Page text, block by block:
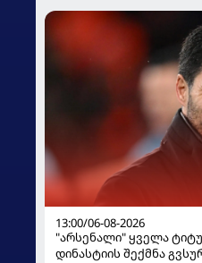
13:00/06-08-2026
"არსენალი" ყველა
დინასტიის შექმნა